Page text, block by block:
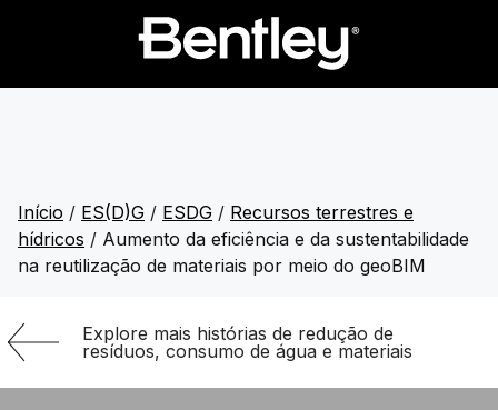
Início / ES(D)G / ESDG / Recursos terrestres e
hídricos / Aumento da eficiência e da sustentabilidade
na reutilização de materiais por meio do geoBIM
Explore mais histórias de redução de
resíduos, consumo de água e materiais